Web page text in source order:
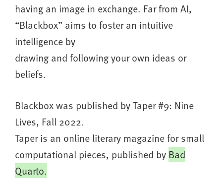
having an image in exchange. Far from AI,
“Blackbox” aims to foster an intuitive
intelligence by
drawing and following your own ideas or
beliefs.
Blackbox was published by Taper #9: Nine
Lives, Fall 2022.
Taper is an online literary magazine for small
computational pieces, published by Bad
Quarto.